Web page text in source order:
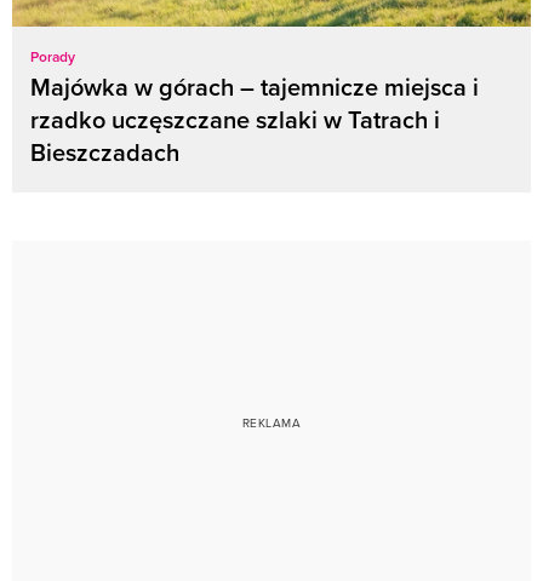
Porady
Majówka w górach – tajemnicze miejsca i
rzadko uczęszczane szlaki w Tatrach i
Bieszczadach